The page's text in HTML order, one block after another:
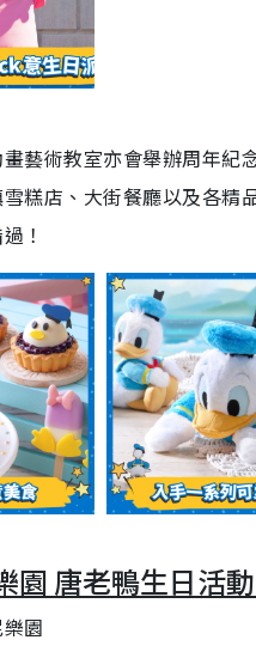
藝術教室亦會舉辦周年紀
糕店、大街餐廳以及各精
！
園 唐老鴨生日活
園